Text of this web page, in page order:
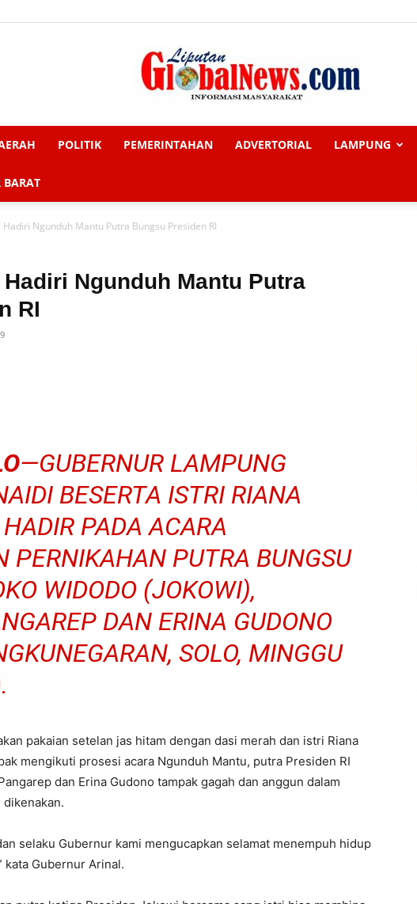
POLITIK PEMERINTAHAN ADVERTORIAL LAMPUNG
BARAT
Ngunduh Mantu Putra Bungsu Presiden RI
Ngunduh Mantu Putra
RI
—GUBERNUR LAMPUNG
BESERTA ISTRI RIANA
PADA ACARA
PERNIKAHAN PUTRA BUNGSU
WIDODO (JOKOWI),
DAN ERINA GUDONO
SOLO, MINGGU
pakaian setelan jas hitam dengan dasi merah dan istri Riana
mengikuti prosesi acara Ngunduh Mantu, putra Presiden RI
dan Erina Gudono tampak gagah dan anggun dalam
dikenakan.
selaku Gubernur kami mengucapkan selamat menempuh hidup
kata Gubernur Arinal.